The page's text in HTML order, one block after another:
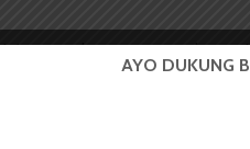
merupakan program tahunan
yang baru, kemudian
“Untuk dipersiapkan tim
pungkasnya.
AYO DUKUNG